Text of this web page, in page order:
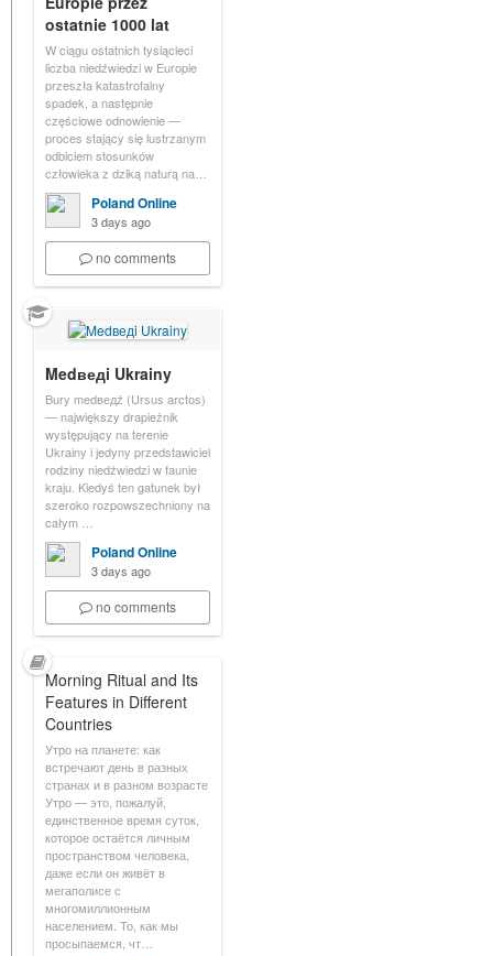
ostatnie 1000 lat
W ciągu ostatnich tysiącleci
liczba niedźwiedzi w Europie
przeszła katastrofalny
spadek, a następnie
częściowe odnowienie —
proces stający się lustrzanym
odbiciem stosunków
człowieka z dziką naturą na…
Poland Online
3 days ago
no comments
Medведi Ukrainy
Bury medведź (Ursus arctos)
— największy drapieżnik
występujący na terenie
Ukrainy i jedyny przedstawiciel
rodziny niedźwiedzi w faunie
kraju. Kiedyś ten gatunek był
szeroko rozpowszechniony na
całym …
Poland Online
3 days ago
no comments
Morning Ritual and Its
Features in Different
Countries
Утро на планете: как
встречают день в разных
странах и в разном возрасте
Утро — это, пожалуй,
единственное время суток,
которое остаётся личным
пространством человека,
даже если он живёт в
мегаполисе с
многомиллионным
населением. То, как мы
просыпаемся, чт…